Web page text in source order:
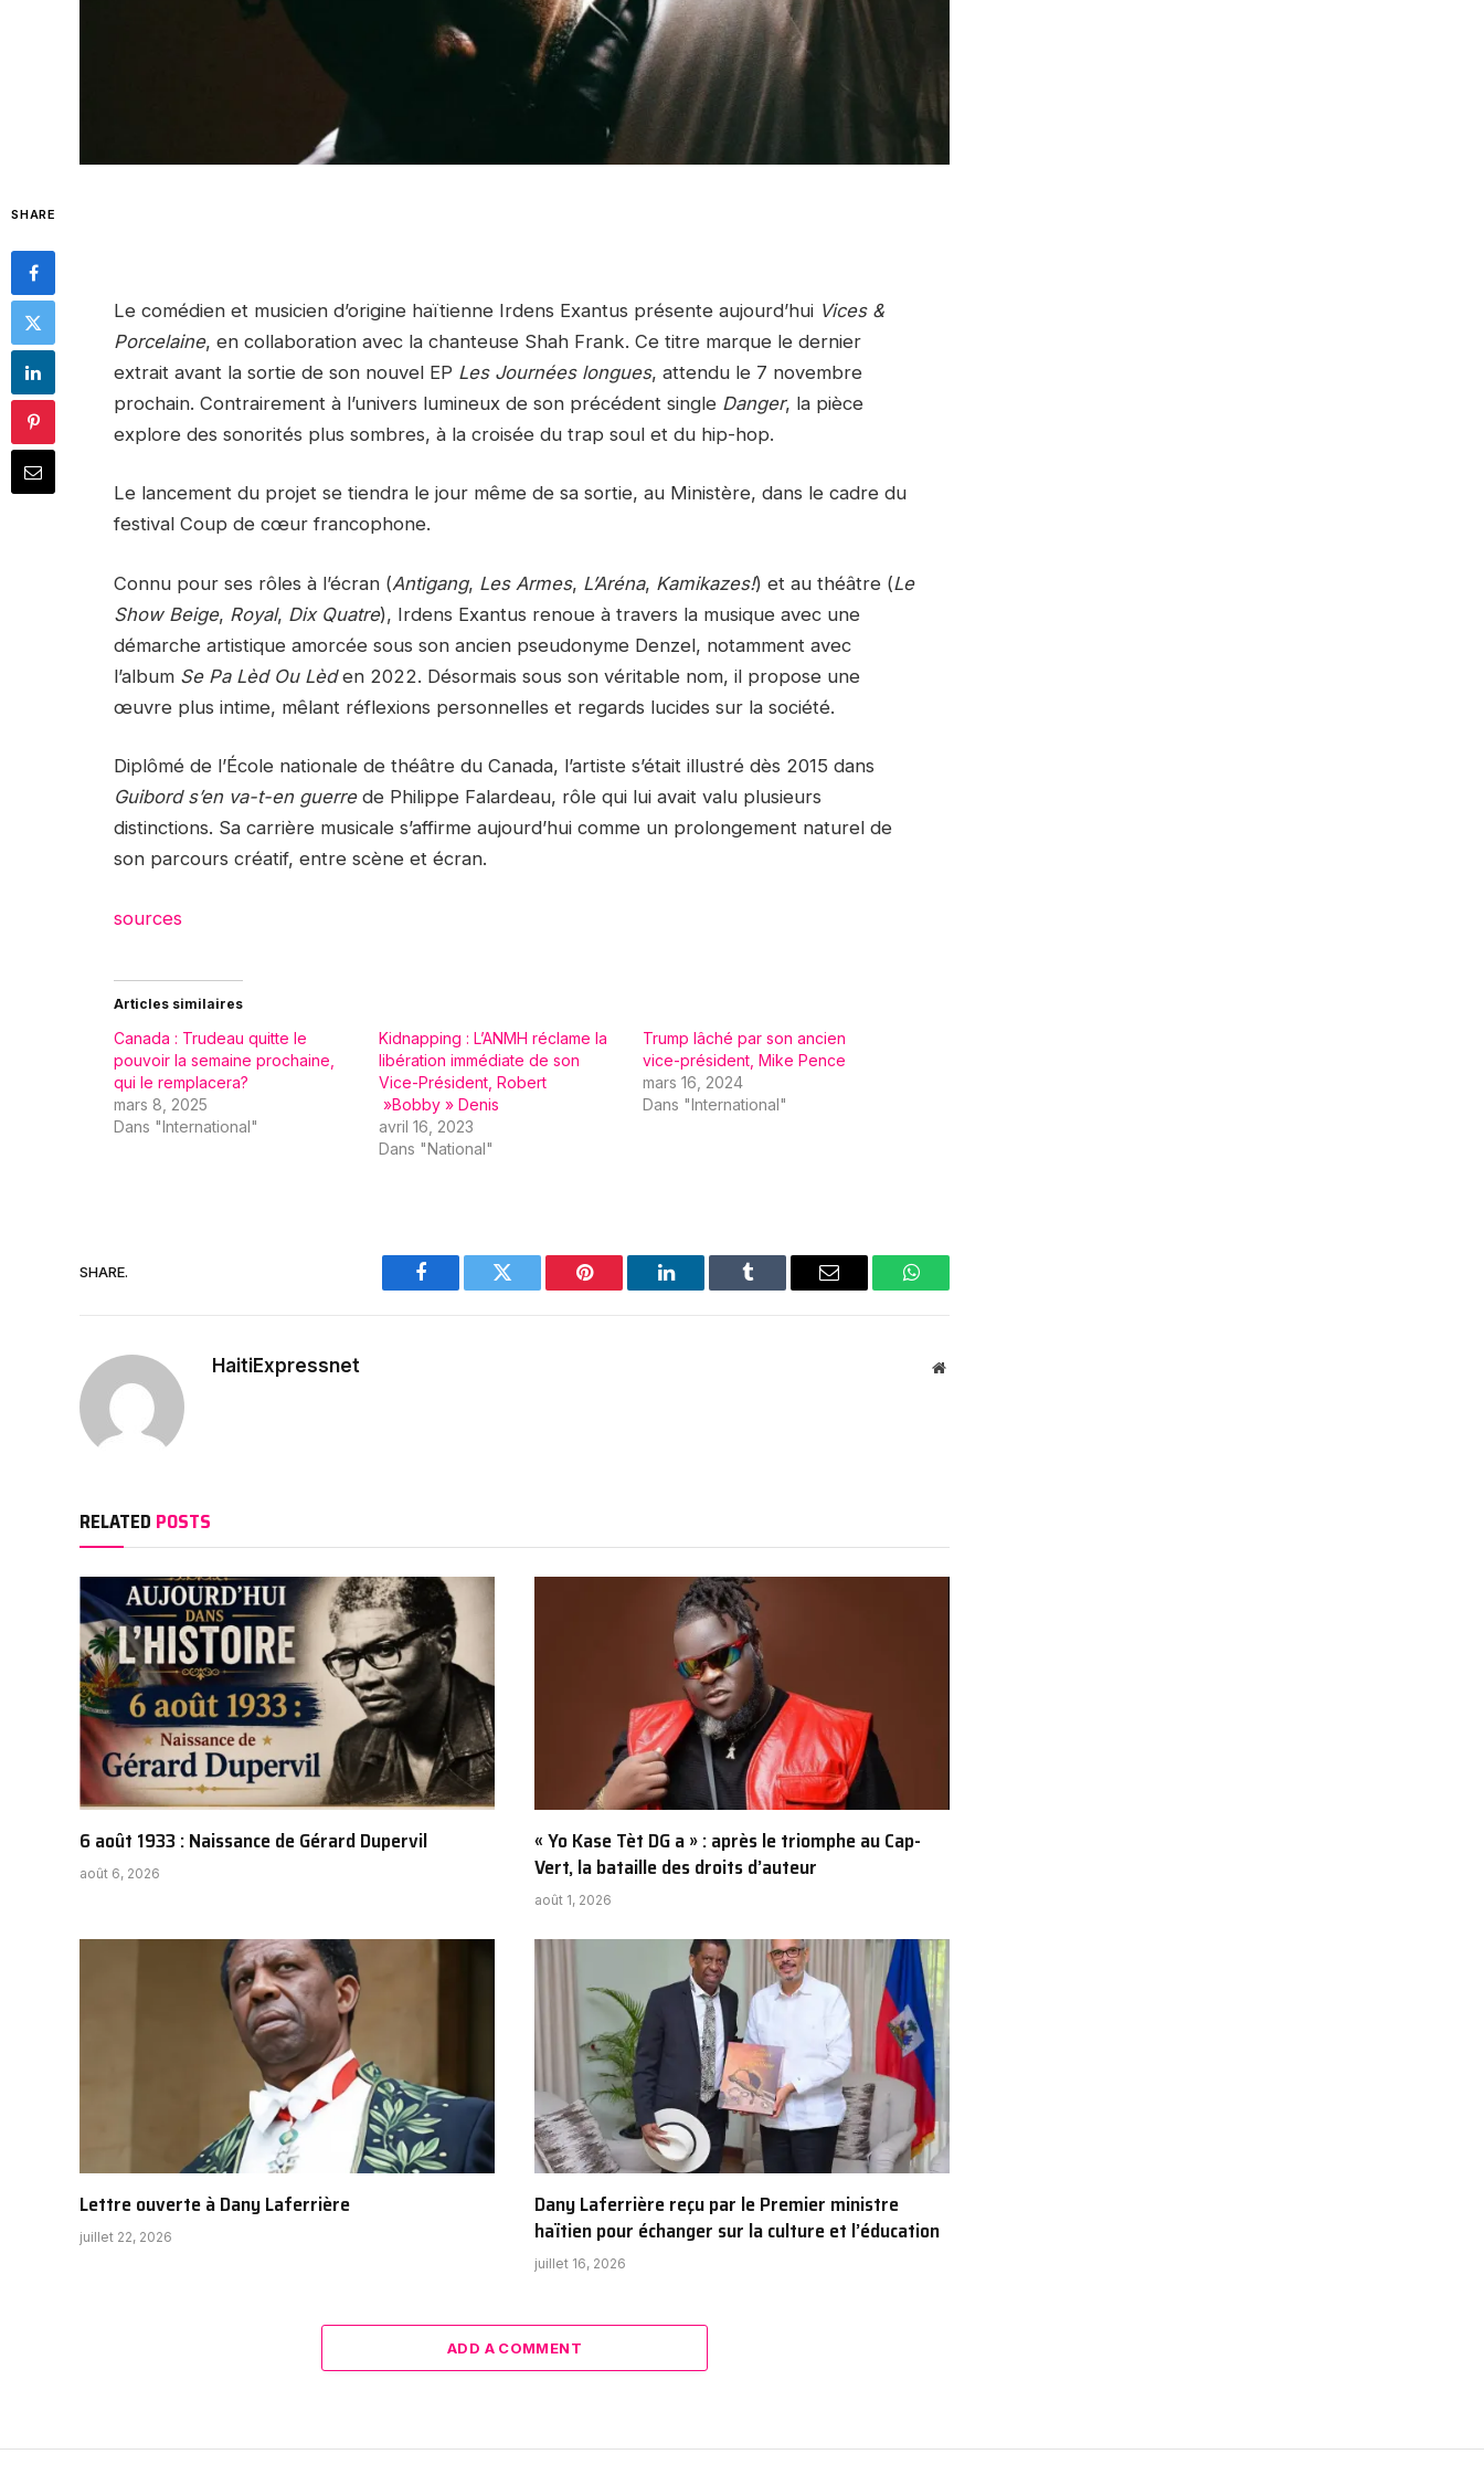
SHARE
Le comédien et musicien d’origine haïtienne Irdens Exantus présente aujourd’hui Vices &
Porcelaine, en collaboration avec la chanteuse Shah Frank. Ce titre marque le dernier
extrait avant la sortie de son nouvel EP Les Journées longues, attendu le 7 novembre
prochain. Contrairement à l’univers lumineux de son précédent single Danger, la pièce
explore des sonorités plus sombres, à la croisée du trap soul et du hip-hop.
Le lancement du projet se tiendra le jour même de sa sortie, au Ministère, dans le cadre du
festival Coup de cœur francophone.
Connu pour ses rôles à l’écran (Antigang, Les Armes, L’Aréna, Kamikazes!) et au théâtre (Le
Show Beige, Royal, Dix Quatre), Irdens Exantus renoue à travers la musique avec une
démarche artistique amorcée sous son ancien pseudonyme Denzel, notamment avec
l’album Se Pa Lèd Ou Lèden 2022. Désormais sous son véritable nom, il propose une
œuvre plus intime, mêlant réflexions personnelles et regards lucides sur la société.
Diplômé de l’École nationale de théâtre du Canada, l’artiste s’était illustré dès 2015 dans
Guibord s’en va-t-en guerrede Philippe Falardeau, rôle qui lui avait valu plusieurs
distinctions. Sa carrière musicale s’affirme aujourd’hui comme un prolongement naturel de
son parcours créatif, entre scène et écran.
sources
Articles similaires
Canada : Trudeau quitte le
pouvoir la semaine prochaine,
qui le remplacera?
mars 8, 2025
Dans "International"
Kidnapping : L’ANMH réclame la
libération immédiate de son
Vice-Président, Robert
»Bobby » Denis
avril 16, 2023
Dans "National"
Trump lâché par son ancien
vice-président, Mike Pence
mars 16, 2024
Dans "International"
SHARE.
Facebook Twitter Pinterest LinkedIn Tumblr Email WhatsApp
HaitiExpressnet Website
RELATED POSTS
6 août 1933 : Naissance de Gérard Dupervil
août 6, 2026
« Yo Kase Tèt DG a » : après le triomphe au Cap-
Vert, la bataille des droits d’auteur
août 1, 2026
Lettre ouverte à Dany Laferrière
juillet 22, 2026
Dany Laferrière reçu par le Premier ministre
haïtien pour échanger sur la culture et l’éducation
juillet 16, 2026
ADD A COMMENT